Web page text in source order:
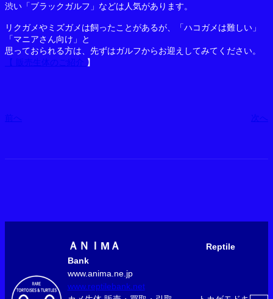
渋い「ブラックガルフ」などは人気があります。
リクガメやミズガメは飼ったことがあるが、「ハコガメは難しい」
「マニアさん向け」と
思っておられる方は、先ずはガルフからお迎えしてみてください。
【 販売生体のご紹介 】
前へ 次へ
ＡＮＩМＡ
Reptile
Bank
www.anima.ne.jp
www.reptilebank.net